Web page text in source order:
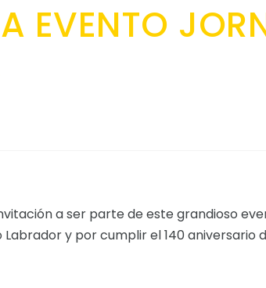
EVENTO
a ser parte de este grandioso
y por cumplir el 140 aniversario